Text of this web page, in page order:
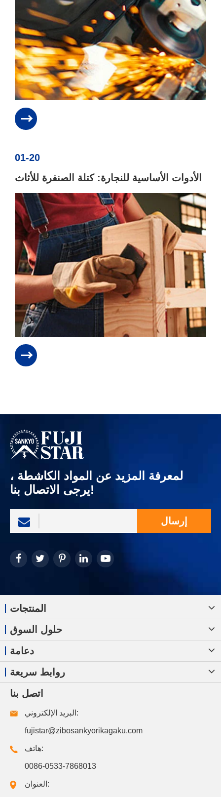
01-20
الأدوات الأساسية للنجارة: كتلة الصنفرة للأثاث
لمعرفة المزيد عن المواد الكاشطة ،
يرجى الاتصال بنا!
إرسال
المنتجات
حلول السوق
دعامة
روابط سريعة
اتصل بنا
البريد الإلكتروني:
fujistar@zibosankyorikagaku.com
هاتف:
0086-0533-7868013
العنوان: